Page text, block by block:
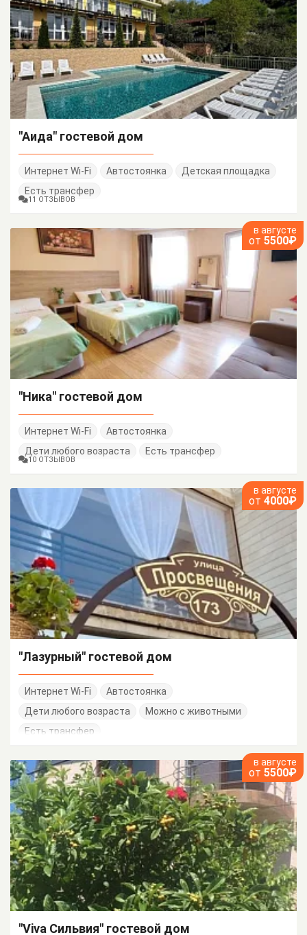
"Аида" гостевой дом
Интернет Wi-Fi Автостоянка
Детская площадка
Есть трансфер
11 ОТЗЫВОВ
в августе
от 5500₽
"Ника" гостевой дом
Интернет Wi-Fi
Автостоянка
Дети любого возраста
Есть трансфер
10 ОТЗЫВОВ
в августе
от 4000₽
"Лазурный" гостевой дом
Интернет Wi-Fi
Автостоянка
Дети любого возраста
Можно с животными
Есть трансфер
в августе
от 5500₽
"Viva Сильвия" гостевой дом